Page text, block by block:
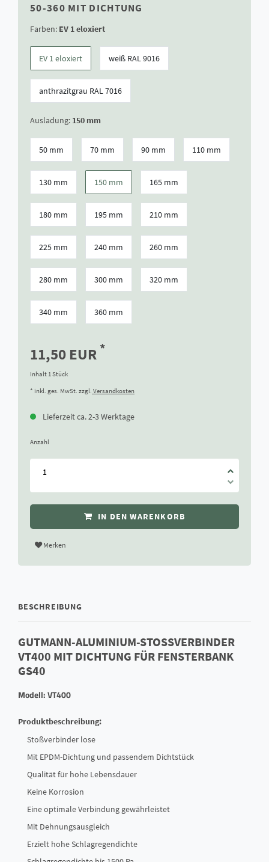
0-360 MIT DICHTUNG
Farben: EV 1 eloxiert
EV 1 eloxiert weiß RAL 9016
anthrazitgrau RAL 7016
Ausladung: 150 mm
50 mm 70 mm 90 mm 110 mm
130 mm 150 mm 165 mm
180 mm 195 mm 210 mm
225 mm 240 mm 260 mm
280 mm 300 mm 320 mm
340 mm 360 mm
11,50 EUR *
Inhalt 1 Stück
* inkl. ges. MwSt. zzgl. Versandkosten
Lieferzeit ca. 2-3 Werktage
Anzahl
IN DEN WARENKORB
Merken
BESCHREIBUNG
GUTMANN-ALUMINIUM-STOSSVERBINDER V
T400 MIT DICHTUNG FÜR FENSTERBANK G
S40
Modell: VT400
Produktbeschreibung:
Stoßverbinder lose
Mit EPDM-Dichtung und passendem Dichtstück
Qualität für hohe Lebensdauer
Keine Korrosion
Eine optimale Verbindung gewährleistet
Mit Dehnungsausgleich
Erzielt hohe Schlagregendichte